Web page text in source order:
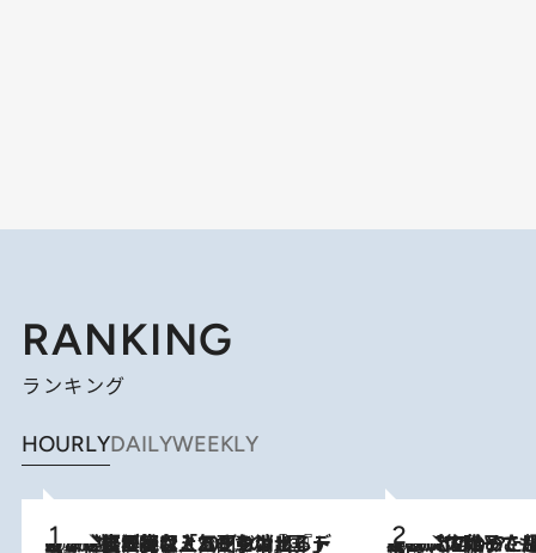
RANKING
ランキング
HOURLYDAILYWEEKLY
2026.8.5
【なぜ吉沢亮は「気配を消せる」のか？】興行収入208億の『国宝』を経て挑むミュージカル『ディア・エヴァン・ハンセン』。トップ俳優が舞台上でさらけ出した“孤独”とは 2026.8.5
【阿川佐和子さんの年とる力】なぜ70代で始めた趣味は“こんなに楽しい”のか？ ピアノ、俳句…スランプに陥っても続けられる“ある秘訣”とは